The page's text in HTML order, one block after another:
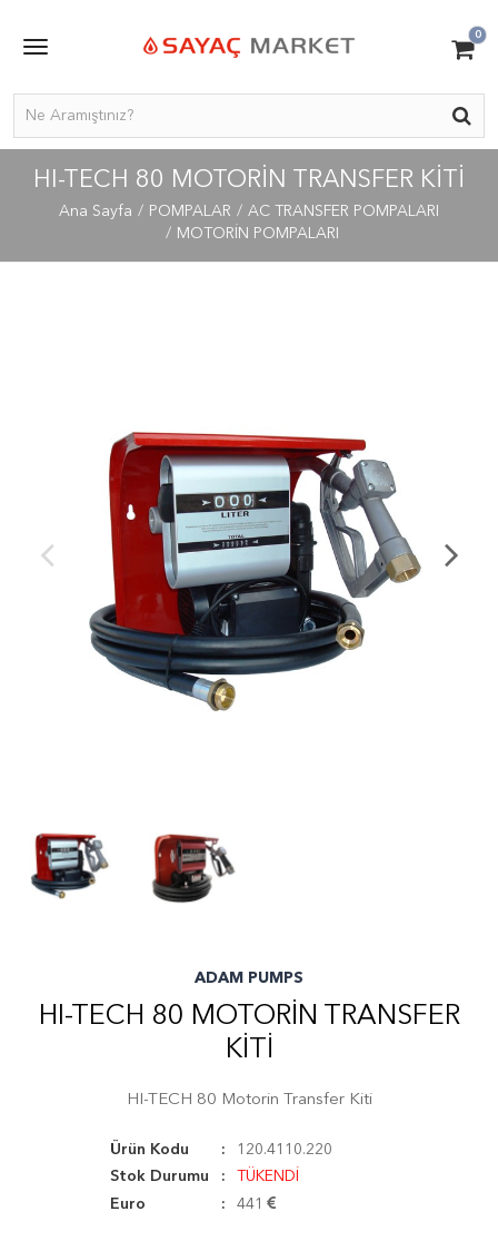
0
HI-TECH 80 MOTORIN TRANSFER KITI
Ana Sayfa POMPALAR
AC TRANSFER POMPALARI
MOTORİN POMPALARI
ADAM PUMPS
HI-TECH 80 MOTORIN TRANSFER
KITI
HI-TECH 80 Motorin Transfer Kiti
Ürün Kodu
120.4110.220
Stok Durumu
TÜKENDİ
Euro
441